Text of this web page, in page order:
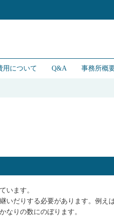
用について Q&A 事務所概
います。
いだりする必要があります。例え
なりの数にのぼります。